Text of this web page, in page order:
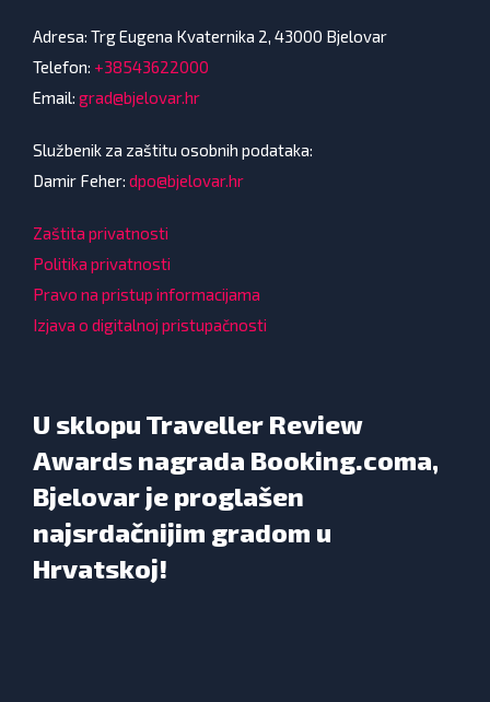
Adresa: Trg Eugena Kvaternika 2, 43000 Bjelovar
Telefon: +38543622000
Email: grad@bjelovar.hr
Službenik za zaštitu osobnih podataka:
Damir Feher: dpo@bjelovar.hr
Zaštita privatnosti
Politika privatnosti
Pravo na pristup informacijama
Izjava o digitalnoj pristupačnosti
U sklopu Traveller Review
Awards nagrada Booking.coma,
Bjelovar je proglašen
najsrdačnijim gradom u
Hrvatskoj!